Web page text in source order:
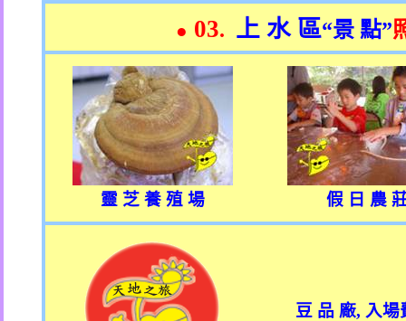
● 03. 上 水 區“景 點”
靈 芝 養 殖 場 假 日 農
豆 品 廠, 入場